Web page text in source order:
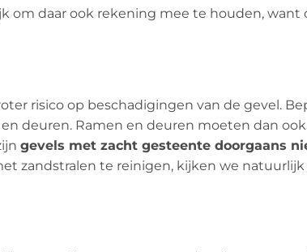
om daar ook rekening mee te houden, want
risico op beschadigingen van de gevel.
deuren. Ramen en deuren moeten dan
gevels met zacht gesteente doorgaans
zandstralen te reinigen, kijken we natuurlijk